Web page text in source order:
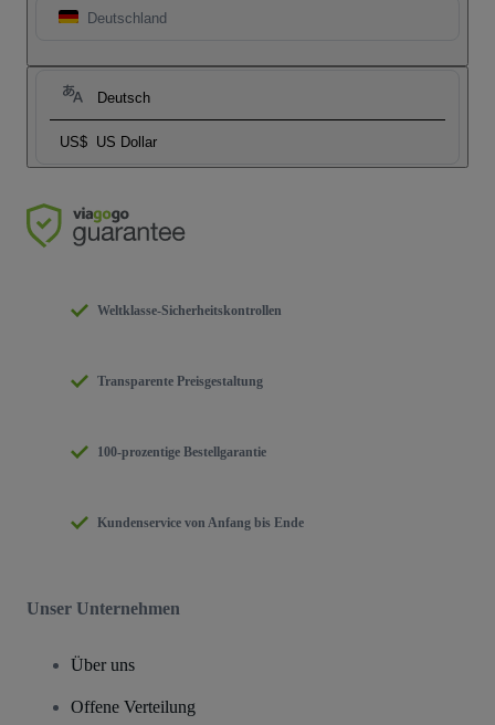
Deutschland
Deutsch
US$ US Dollar
Weltklasse-Sicherheitskontrollen
Transparente Preisgestaltung
100-prozentige Bestellgarantie
Kundenservice von Anfang bis Ende
Unser Unternehmen
Über uns
Offene Verteilung